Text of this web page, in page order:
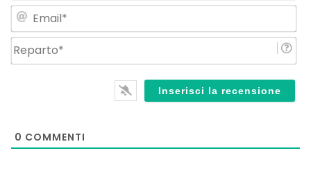
0 COMMENTI